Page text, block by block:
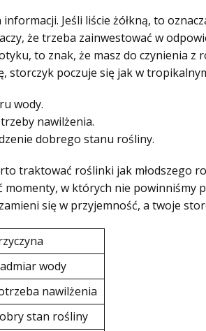
Jeśli liście żółkną, to
że trzeba zainwestować w
to znak, że masz do czynienia z
storczyk poczuje się jak w
wody.
nawilżenia.
dobrego stanu rośliny.
traktować roślinki jak młodszego
w których nie powinniśmy
się w przyjemność, a twoje
wody
nawilżenia
stan rośliny